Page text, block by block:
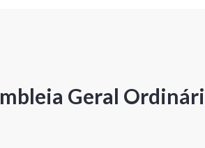
Geral